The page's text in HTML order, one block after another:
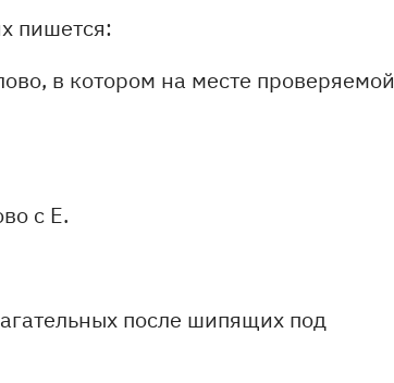
пишется:
в котором на месте проверяемой
с Е.
после шипящих под